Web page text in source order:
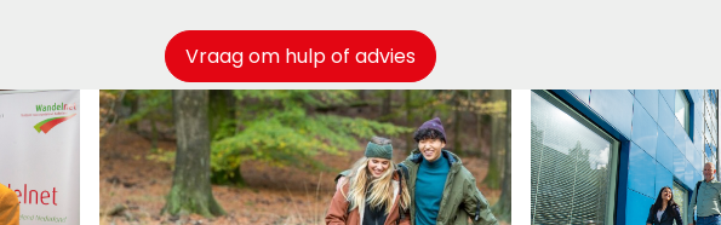
Vraag om hulp of advies